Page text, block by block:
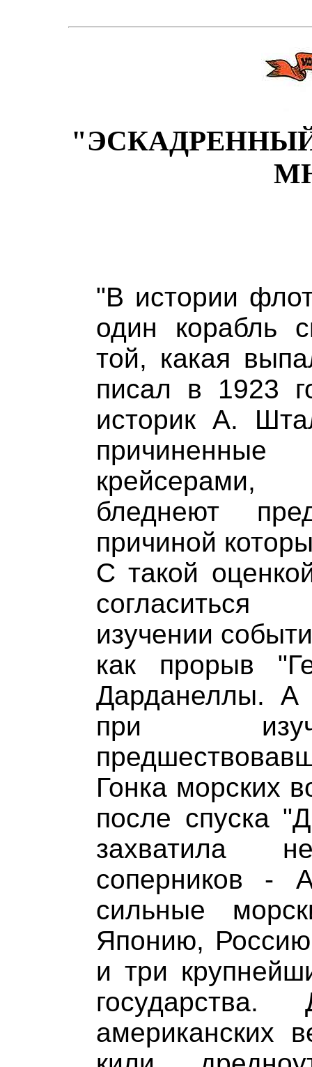
"В истории
один корабль
той, какая
писал в 1923
историк А.
бледнеют
причиной
С такой
изучении
как прорыв
Дарданеллы. А
при
Гонка морских
после спуска
захватила
соперников -
сильные
Японию,
и три
американских